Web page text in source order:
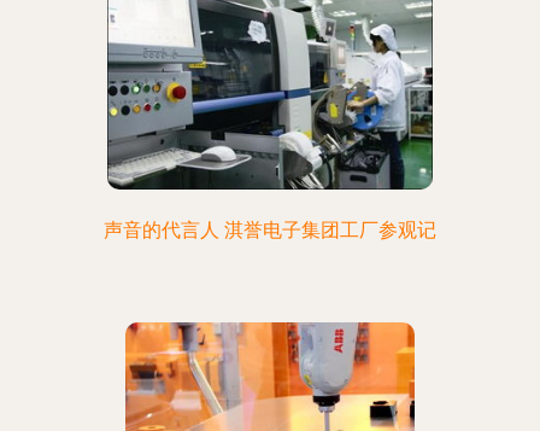
声音的代言人 淇誉电子集团工厂参观记